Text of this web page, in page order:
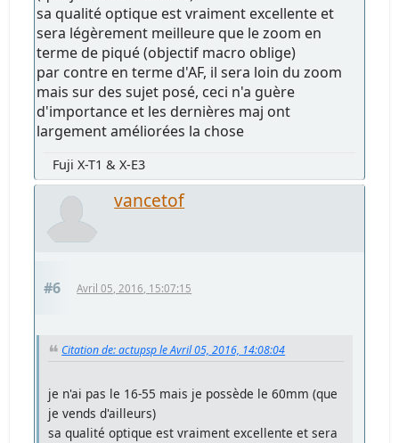
sa qualité optique est vraiment excellente et
sera légèrement meilleure que le zoom en
terme de piqué (objectif macro oblige)
par contre en terme d'AF, il sera loin du zoom
mais sur des sujet posé, ceci n'a guère
d'importance et les dernières maj ont
largement améliorées la chose
Fuji X-T1 & X-E3
vancetof
#6 Avril 05, 2016, 15:07:15
Citation de: actupsp le Avril 05, 2016, 14:08:04
je n'ai pas le 16-55 mais je possède le 60mm (que
je vends d'ailleurs)
sa qualité optique est vraiment excellente et sera